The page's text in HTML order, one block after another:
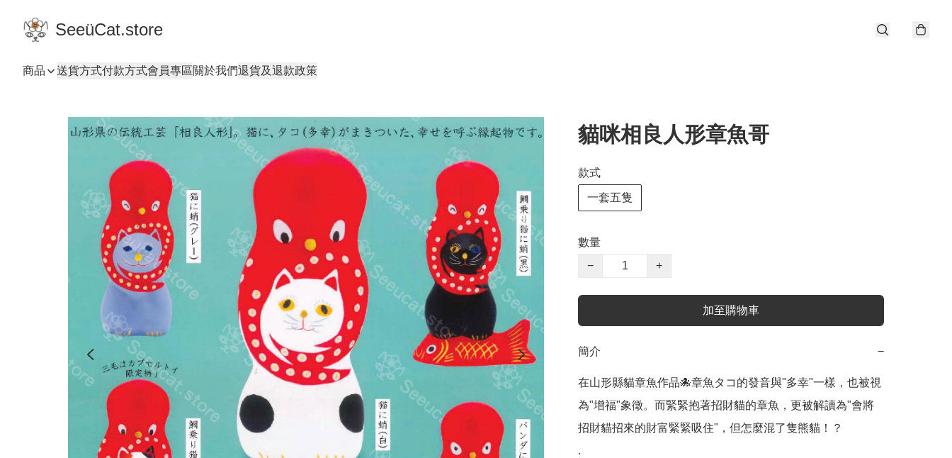
SeeüCat.store
商品 送貨方式付款方式會員專區關於我們退貨及退款政策
貓咪相良人形章魚哥
款式
一套五隻
數量
−
+
加至購物車
簡介 −
在山形縣貓章魚作品🐙章魚タコ的發音與"多幸"一樣，也被視
為"增福"象徵。而緊緊抱著招財貓的章魚，更被解讀為"會將
招財貓招來的財富緊緊吸住"，但怎麼混了隻熊貓！？
.